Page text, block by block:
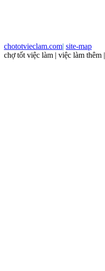
chototvieclam.com| site-map
chợ tốt việc làm | việc làm